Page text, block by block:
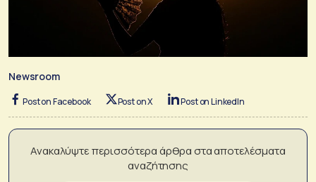
Newsroom
Post on Facebook Post on X Post on LinkedIn
Ανακαλύψτε περισσότερα άρθρα στα αποτελέσματα
αναζήτησης